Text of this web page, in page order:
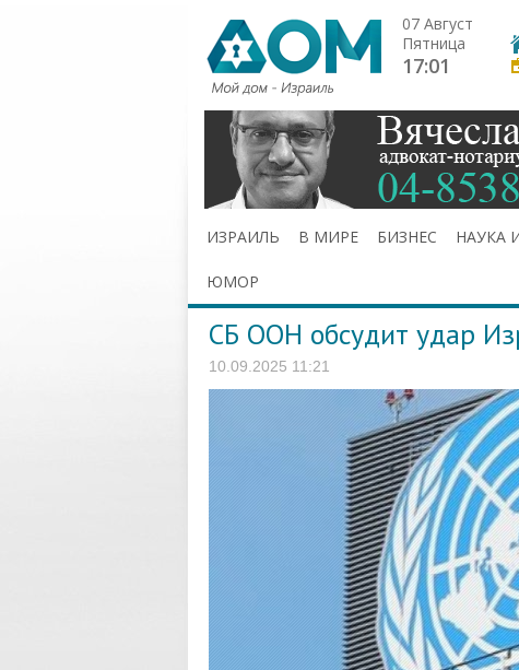
07 Август
Пятница
17:01
ИЗРАИЛЬ В МИРЕ БИЗНЕС НАУКА
ЮМОР
СБ ООН обсудит удар
10.09.2025 11:21